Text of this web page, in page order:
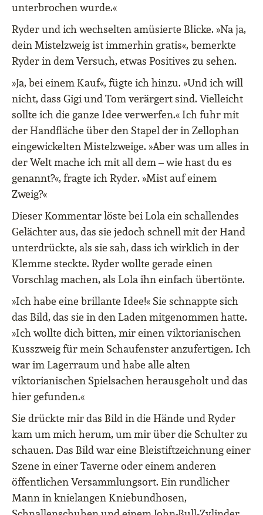
unterbrochen wurde.«
Ryder und ich wechselten amüsierte Blicke. »Na ja,
dein Mistelzweig ist immerhin gratis«, bemerkte
Ryder in dem Versuch, etwas Positives zu sehen.
»Ja, bei einem Kauf«, fügte ich hinzu. »Und ich will
nicht, dass Gigi und Tom verärgert sind. Vielleicht
sollte ich die ganze Idee verwerfen.« Ich fuhr mit
der Handfläche über den Stapel der in Zellophan
eingewickelten Mistelzweige. »Aber was um alles in
der Welt mache ich mit all dem – wie hast du es
genannt?«, fragte ich Ryder. »Mist auf einem
Zweig?«
Dieser Kommentar löste bei Lola ein schallendes
Gelächter aus, das sie jedoch schnell mit der Hand
unterdrückte, als sie sah, dass ich wirklich in der
Klemme steckte. Ryder wollte gerade einen
Vorschlag machen, als Lola ihn einfach übertönte.
»Ich habe eine brillante Idee!« Sie schnappte sich
das Bild, das sie in den Laden mitgenommen hatte.
»Ich wollte dich bitten, mir einen viktorianischen
Kusszweig für mein Schaufenster anzufertigen. Ich
war im Lagerraum und habe alle alten
viktorianischen Spielsachen herausgeholt und das
hier gefunden.«
Sie drückte mir das Bild in die Hände und Ryder
kam um mich herum, um mir über die Schulter zu
schauen. Das Bild war eine Bleistiftzeichnung einer
Szene in einer Taverne oder einem anderen
öffentlichen Versammlungsort. Ein rundlicher
Mann in knielangen Kniebundhosen,